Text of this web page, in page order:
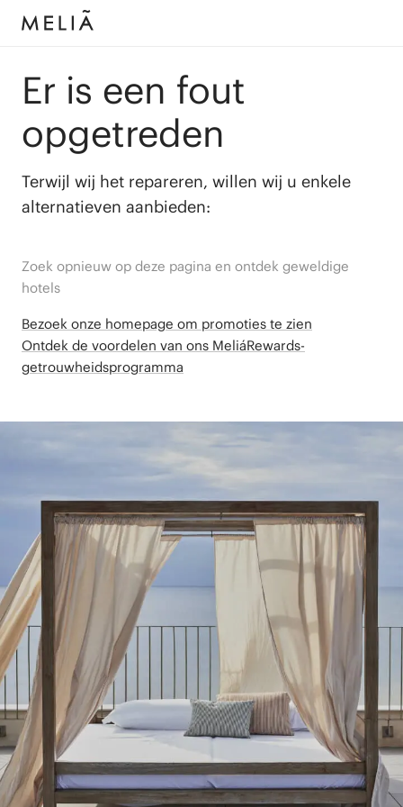
Er is een fout
opgetreden
Terwijl wij het repareren, willen wij u enkele
alternatieven aanbieden:
Zoek opnieuw op deze pagina en ontdek geweldige
hotels
Bezoek onze homepage om promoties te zien
Ontdek de voordelen van ons MeliáRewards-
getrouwheidsprogramma